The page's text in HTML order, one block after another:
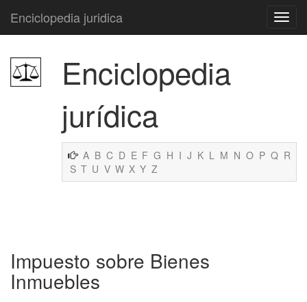
Enciclopedia juridica
Enciclopedia
jurídica
A B C D E F G H I J K L M N O P Q R
S T U V W X Y Z
Impuesto sobre Bienes
Inmuebles